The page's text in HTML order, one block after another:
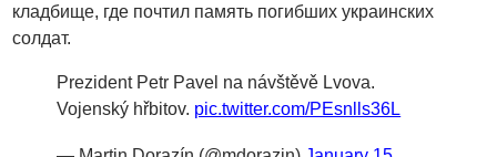
кладбище, где почтил память погибших украинских
солдат.
Prezident Petr Pavel na návštěvě Lvova.
Vojenský hřbitov. pic.twitter.com/PEsnlls36L